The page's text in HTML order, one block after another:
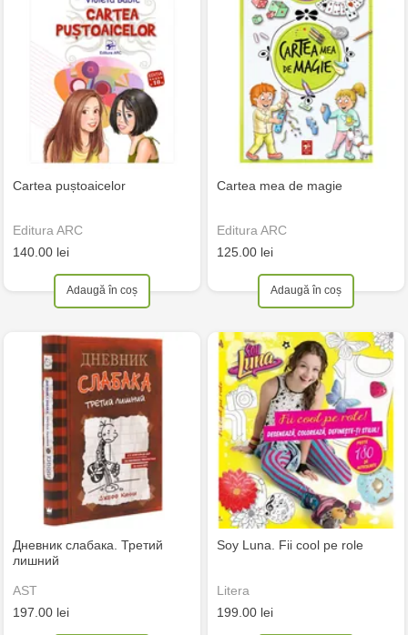
Cartea puștoaicelor
Editura ARC
140.00 lei
Adaugă în coș
Cartea mea de magie
Editura ARC
125.00 lei
Adaugă în coș
Дневник слабака. Третий
лишний
AST
197.00 lei
Soy Luna. Fii cool pe role
Litera
199.00 lei